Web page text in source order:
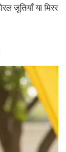
जूतियाँ या मिरर